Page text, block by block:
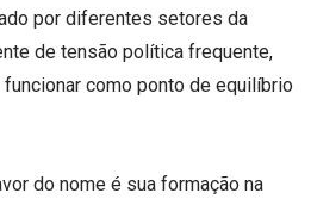
por diferentes setores da
de tensão política frequente,
como ponto de equilíbrio
do nome é sua formação na